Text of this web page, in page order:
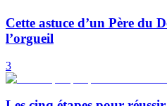
Cette astuce d’un Père du
l’orgueil
3